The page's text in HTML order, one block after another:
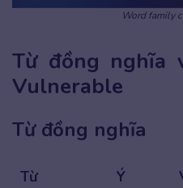
Word family
Từ đồng nghĩa
Vulnerable
Từ đồng nghĩa
Từ
Ý